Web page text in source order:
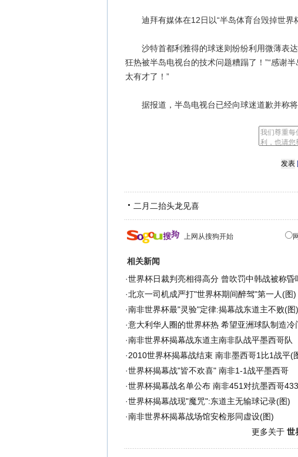
迪拜有媒体在12日以“半岛体育台毁掉世界杯
沙特首都利雅得的球迷则纷纷利用微薄表达
狂热被半岛电视台的技术问题糟蹋了！”“感谢
太有才了！”
据报道，半岛电视台已经向球迷道歉并称将
二月二抬头龙见喜
上网从搜狗开始
相关新闻
·世界杯日裁判亮相得高分 曾吹罚中韩战被称昏
·北京一司机成严打"世界杯期间醉驾"第一人(图)
·南非世界杯最"灵验"定律:揭幕战东道主不败(图)
·意大利华人圈的世界杯热 希望亚洲球队制造冷
·南非世界杯揭幕战东道主南非队战平墨西哥队
·2010世界杯揭幕战结束 南非墨西哥1比1战平(
·世界杯揭幕战"皆不欢喜" 南非1-1战平墨西哥
·世界杯揭幕战名单公布 南非451对抗墨西哥433
·世界杯揭幕战现"魔咒":东道主无输球记录(图)
·南非世界杯揭幕战场馆安检形同虚设(图)
更多关于 世